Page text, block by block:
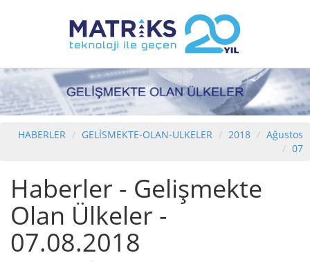
HABERLER GELİSMEKTE-OLAN-ULKELER 2018
Ağustos
07
Haberler - Gelişmekte
Olan Ülkeler -
07.08.2018